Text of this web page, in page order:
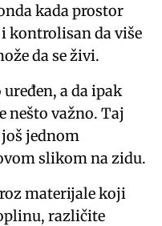
kada prostor
kontrolisan da više
da se živi.
a da ipak
nešto važno. Taj
jednom
slikom na zidu.
materijale koji
različite